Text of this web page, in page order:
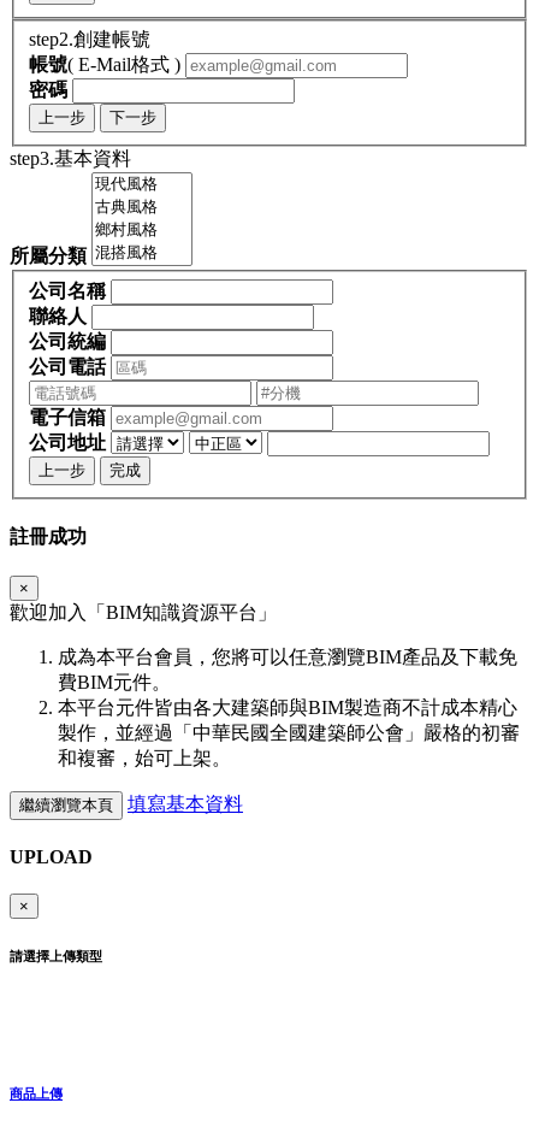
step2.創建帳號
帳號( E-Mail格式 )
密碼
上一步 下一步
step3.基本資料
所屬分類
公司名稱
聯絡人
公司統編
公司電話
電子信箱
公司地址
上一步 完成
註冊成功
×
歡迎加入「 BIM知識資源平台」
成為本平台會員，您將可以任意瀏覽BIM產品及下載免
費BIM元件。
本平台元件皆由各大建築師與BIM製造商不計成本精心
製作，並經過「中華民國全國建築師公會」嚴格的初審
和複審，始可上架。
繼續瀏覽本頁 填寫基本資料
UPLOAD
×
請選擇上傳類型
商品上傳